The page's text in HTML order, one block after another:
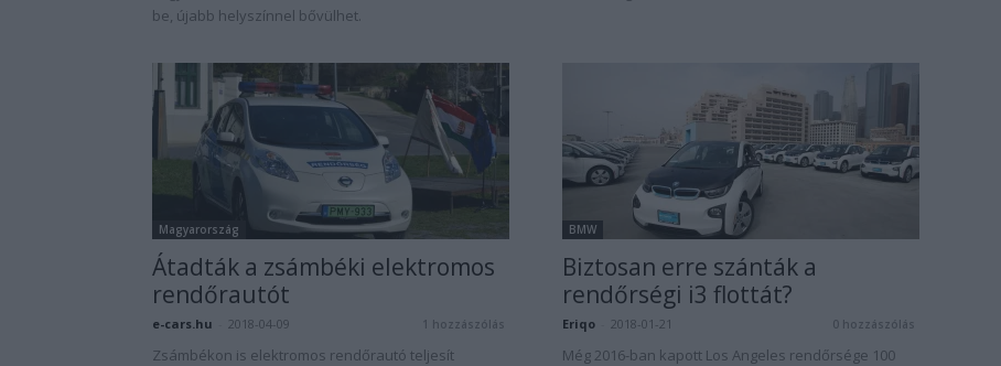
be, újabb helyszínnel bővülhet.
Magyarország
Átadták a zsámbéki elektromos
rendőrautót
e-cars.hu 2018-04-09 1 hozzászólás
Zsámbékon is elektromos rendőrautó teljesít
BMW
Biztosan erre szánták a
rendőrségi i3 flottát?
Eriqo 2018-01-21 0 hozzászólás
Még 2016-ban kapott Los Angeles rendőrsége 100